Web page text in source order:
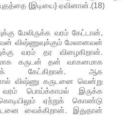
{இடியை} ஏவினான்.(18)
மேலிருக்க வரம் கேட்டான்,
விஷ்ணுவுக்கும் மேலானவன்
வரம் தர விழைகிறான்.
கருடன் தன் வாகனமாக
கேட்கிறான். ஆக
விஷ்ணு கருடனை வென்று
வரம் பொய்க்காமல் இருக்க
ஏற்றுக் கொண்டு
வைக்கிறான். இதுதான்